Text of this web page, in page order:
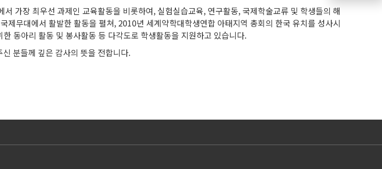
가장 최우선 과제인 교육활동을 비롯하여, 실험실습교육, 연구활동, 국제학술교류 및 학생들의 해
무대에서 활발한 활동을 펼쳐, 2010년 세계약학대학생연합 아태지역 총회의 한국 유치를 성사시
동아리 활동 및 봉사활동 등 다각도로 학생활동을 지원하고 있습니다.
분들께 깊은 감사의 뜻을 전합니다.